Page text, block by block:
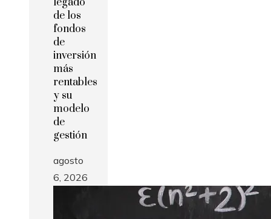
de los
fondos
de
inversión
más
rentables
y su
modelo
de
gestión
agosto
6, 2026